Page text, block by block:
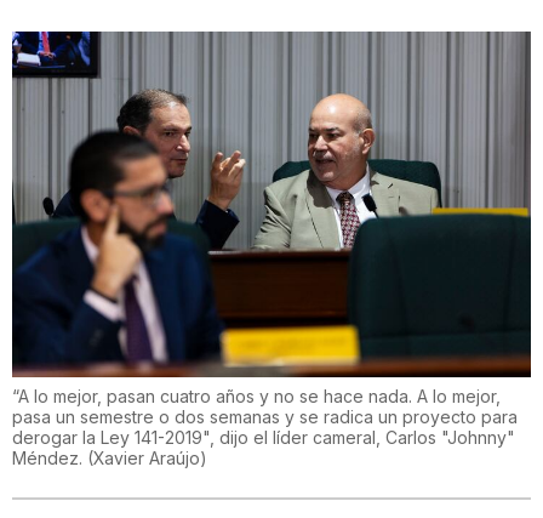
“A lo mejor, pasan cuatro años y no se hace nada. A lo mejor,
pasa un semestre o dos semanas y se radica un proyecto para
derogar la Ley 141-2019", dijo el líder cameral, Carlos "Johnny"
Méndez. (Xavier Araújo)